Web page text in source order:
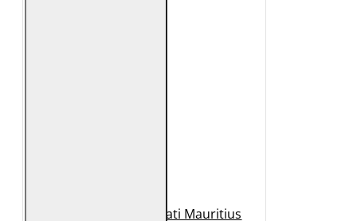
Geaca de Piele Barbati Mauritius